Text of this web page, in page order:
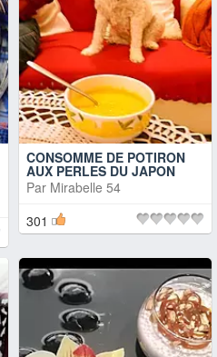
CONSOMME DE POTIRON
AUX PERLES DU JAPON
Par Mirabelle 54
301